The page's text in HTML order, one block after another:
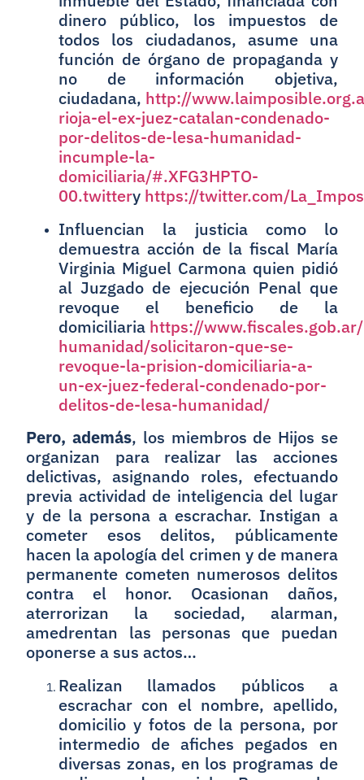
dinero público, los impuestos de
todos los ciudadanos, asume una
función de órgano de propaganda y
no de información objetiva,
ciudadana, http://
rioja-el-ex-juez-catalan-condenado-
por-delitos-de-lesa-humanidad-
incumple-la-
domiciliaria/#.XFG3HPTO-
00.twittery https://twitter.com/
Influencian la justicia como lo
demuestra acción de la fiscal María
Virginia Miguel Carmona quien pidió
al Juzgado de ejecución Penal que
revoque el beneficio de la
domiciliaria https://
humanidad/solicitaron-que-se-
revoque-la-prision-domiciliaria-a-
un-ex-juez-federal-condenado-por-
delitos-de-lesa-humanidad/
Pero, además, los miembros de Hijos se
organizan para realizar las acciones
delictivas, asignando roles, efectuando
previa actividad de inteligencia del lugar
y de la persona a escrachar. Instigan a
cometer esos delitos, públicamente
hacen la apología del crimen y de manera
permanente cometen numerosos delitos
contra el honor. Ocasionan daños,
aterrorizan la sociedad, alarman,
amedrentan las personas que puedan
oponerse a sus actos…
Realizan llamados públicos a
escrachar con el nombre, apellido,
domicilio y fotos de la persona, por
intermedio de afiches pegados en
diversas zonas, en los programas de